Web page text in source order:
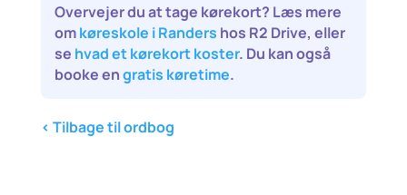
Overvejer du at tage kørekort? Læs mere
omkøreskole i Randers hos R2 Drive, eller
se hvad et kørekort koster. Du kan også
booke engratis køretime.
< Tilbage til ordbog